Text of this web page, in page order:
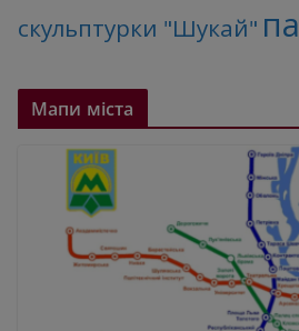
скульптурки "Шукай"
Мапи міста